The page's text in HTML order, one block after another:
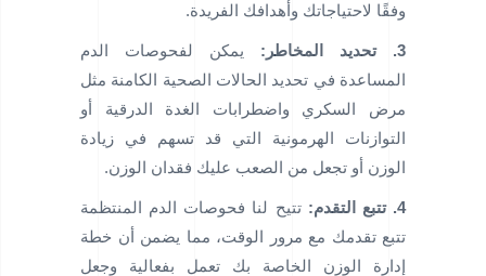
وفقًا لاحتياجاتك وأهدافك الفريدة.
3. تحديد المخاطر:
يمكن لفحوصات الدم
المساعدة في تحديد الحالات الصحية الكامنة مثل
مرض السكري واضطرابات الغدة الدرقية أو
التوازنات الهرمونية التي قد تسهم في زيادة
الوزن أو تجعل من الصعب عليك فقدان الوزن.
4. تتبع التقدم:
تتيح لنا فحوصات الدم المنتظمة
تتبع تقدمك مع مرور الوقت، مما يضمن أن خطة
إدارة الوزن الخاصة بك تعمل بفعالية وجعل